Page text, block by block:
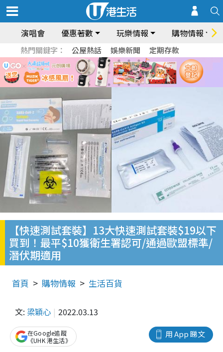
演唱會 優惠著數 玩樂情報 購物情報
熱門關鍵字： 公屋熱話 娛樂新聞 定期存款
【快速測試套裝】13大快速測試套裝$19以下
買到！最平$10獲衛生署認可/通過歐盟標準/
潛伏期適用
首頁 購物情報 生活百貨
文: 梁穎心 2022.03.13
用 App 睇文
在Google追蹤
《UHK 港生活》